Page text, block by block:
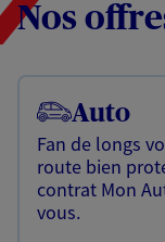
Nos
Auto
Fan de longs
route bien
contrat Mon
vous.